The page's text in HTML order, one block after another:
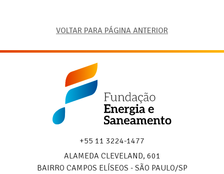
VOLTAR PARA PÁGINA ANTERIOR
Fundação
Energia
Saneamento
+55 11 3224-1477
ALAMEDA CLEVELAND, 601
BAIRRO CAMPOS ELÍSEOS - SÃO PAULO/SP